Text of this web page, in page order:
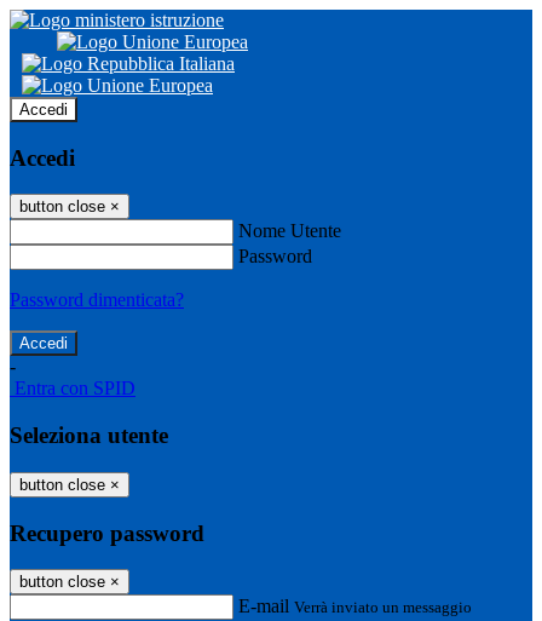
Accedi
Accedi
button close ×
Nome Utente
Password
Password dimenticata?
-
Entra con SPID
Seleziona utente
button close ×
Recupero password
button close ×
E-mail Verrà inviato un messaggio